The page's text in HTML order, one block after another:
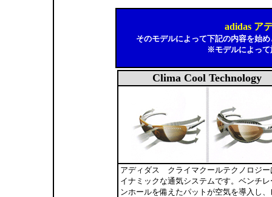
adidas ア
そのモデルによって下記の内容を始
※モデルによって
Clima Cool Technology
アディダス クライマクールテクノロジー
イナミックな通気システムです。ベンチレ
ンホールを備えたパットが空気を導入し、